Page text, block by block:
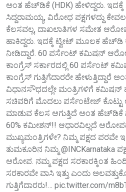
ಅಂತ ಹೆಚ್​ಡಿಕೆ (HDK) ಹೇಳಿದ್ದರು.
ಸಿದ್ದರಾಮಯ್ಯ, ವಿರೋಧ ಪಕ್ಷಗಳದ್ದು
ಕೆಲಸವಲ್ಲ, ದಾಖಲಾತಿಗಳ ಸಮೇತ
ಹಾಕಿದ್ದರು. ಇದಕ್ಕೆ ಟ್ವೀಟ್ ಮೂಲಕ ಹೆಚ್‌ಡಿ
ನೀಡಿದ್ದಾರೆ. 60 ಪರ್ಸೆಂಟ್ ಕಮಿಷನ್
ಕಾಂಗ್ರೆಸ್ ಸರ್ಕಾರದಲ್ಲಿ 60 ಪರ್ಸೆಂಟ್
ಕಾಂಗ್ರೆಸ್ ಗುತ್ತಿಗೆದಾರರೇ ಹೇಳುತ್ತಿದ್ದಾರೆ
ವಿಧಾನಸೌಧದಲ್ಲೇ ಮಂತ್ರಿಗಳಿಗೆ ಕಮಿಷನ್
ಸಚಿವರಿಗೆ ಮೊದಲು ಪರ್ಸೆಂಟೇಜ್
ಮಾಡುವ ಕೆಲಸ ಆಗುತ್ತಿದೆ ಅಂತ ಹೆಚ್‌ಡಿಕೆ
60% ಕಮೀಶನ್!! ಆಧಾರವಿಲ್ಲದೆ
ಮುಖ್ಯಮಂತ್ರಿಗಳೇ? ನಿಮ್ಮ ಪಕ್ಷದ ಪರವೇ
ತುಮಕೂರಿನ ನಿಮ್ಮ @INCKarnataka
ಆರೋಪ. ನಮ್ಮ ಪಕ್ಷದ ಸರಕಾರಕ್ಕಿಂತ
ಸರಕಾರವೇ ವಾಸಿ ಇತ್ತು ಎಂದು
ಗುತ್ತಿಗೆದಾರರು!… pic.twitter.com/